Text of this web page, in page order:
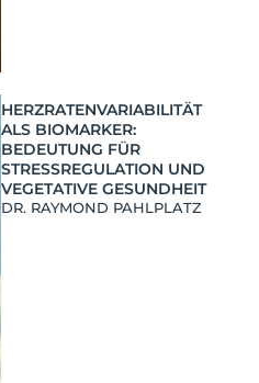
HERZRATENVARIABILITÄT
ALS BIOMARKER:
BEDEUTUNG FÜR
STRESSREGULATION UND
VEGETATIVE GESUNDHEIT
DR. RAYMOND PAHLPLATZ